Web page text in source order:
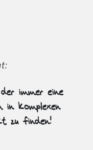
immer eine
in komplexen
zu finden!